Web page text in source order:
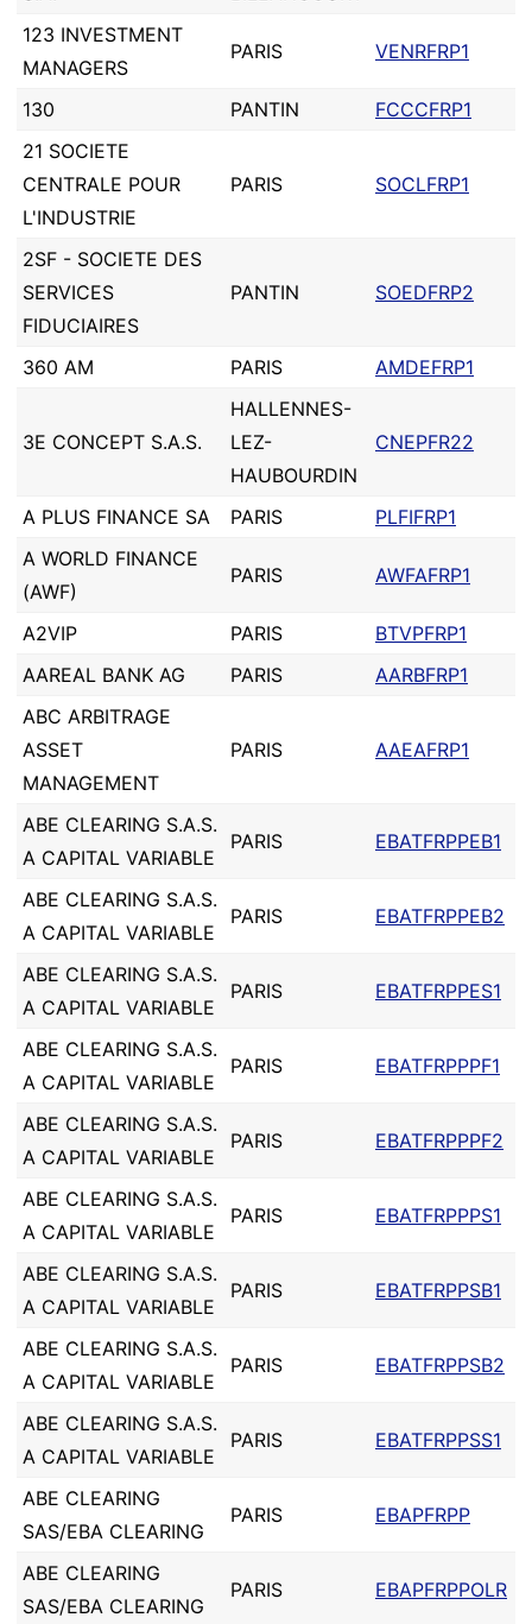
123 INVESTMENT
MANAGERS
PARIS VENRFRP1
130 PANTIN
FCCCFRP1
21 SOCIETE
CENTRALE POUR
L'INDUSTRIE
PARIS SOCLFRP1
2SF - SOCIETE DES
SERVICES
FIDUCIAIRES
PANTIN SOEDFRP2
360 AM PARIS AMDEFRP1
3E CONCEPT S.A.S.
HALLENNES-
LEZ-
HAUBOURDIN
CNEPFR22
A PLUS FINANCE SA PARIS
PLFIFRP1
A WORLD FINANCE
(AWF)
PARIS AWFAFRP1
A2VIP PARIS
BTVPFRP1
AAREAL BANK AG
PARIS
AARBFRP1
ABC ARBITRAGE
ASSET
MANAGEMENT
PARIS AAEAFRP1
ABE CLEARING S.A.S.
A CAPITAL VARIABLE
PARIS EBATFRPPEB1
ABE CLEARING S.A.S.
A CAPITAL VARIABLE
PARIS EBATFRPPEB2
ABE CLEARING S.A.S.
A CAPITAL VARIABLE
PARIS EBATFRPPES1
ABE CLEARING S.A.S.
A CAPITAL VARIABLE
PARIS EBATFRPPPF1
ABE CLEARING S.A.S.
A CAPITAL VARIABLE
PARIS EBATFRPPPF2
ABE CLEARING S.A.S.
A CAPITAL VARIABLE
PARIS EBATFRPPPS1
ABE CLEARING S.A.S.
A CAPITAL VARIABLE
PARIS EBATFRPPSB1
ABE CLEARING S.A.S.
A CAPITAL VARIABLE
PARIS EBATFRPPSB2
ABE CLEARING S.A.S.
A CAPITAL VARIABLE
PARIS EBATFRPPSS1
ABE CLEARING
SAS/EBA CLEARING
PARIS EBAPFRPP
ABE CLEARING
SAS/EBA CLEARING
PARIS EBAPFRPPOLR